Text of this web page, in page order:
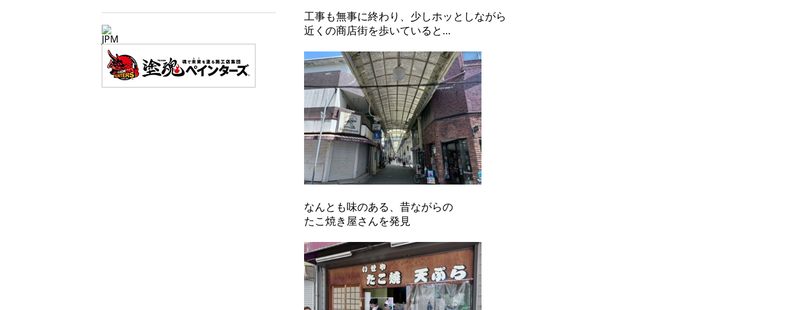
JPM
工事も無事に終わり、少しホッとしながら
近くの商店街を歩いていると…
なんとも味のある、昔ながらの
たこ焼き屋さんを発見